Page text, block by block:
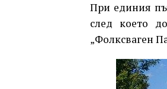
При единия
след което
„Фолксваген